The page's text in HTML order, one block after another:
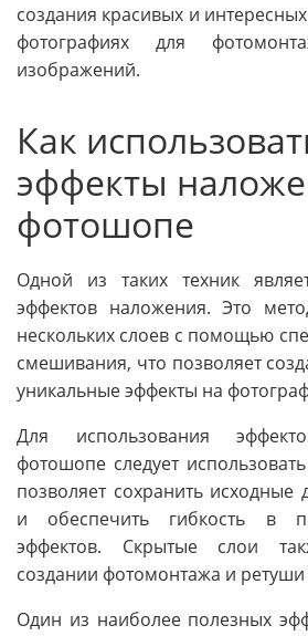
создания красивых и
фотографиях для
изображений.
Как
эффекты
фотошопе
Одной из таких техник
эффектов наложения. Это
нескольких слоев с помощью
смешивания, что позволяет
уникальные эффекты на
Для использования
фотошопе следует
позволяет сохранить исходные
и обеспечить гибкость в
эффектов. Скрытые слои
создании фотомонтажа и
Один из наиболее полезных